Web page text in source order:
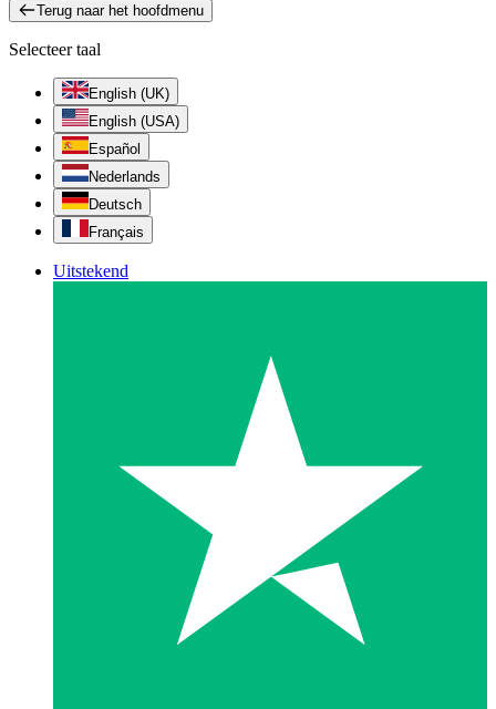
Terug naar het hoofdmenu
Selecteer taal
English (UK)
English (USA)
Español
Nederlands
Deutsch
Français
Uitstekend